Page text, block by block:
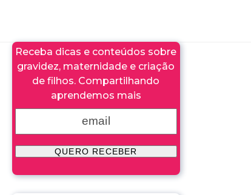
Receba dicas e conteúdos sobre
gravidez, maternidade e criação
de filhos. Compartilhando
aprendemos mais